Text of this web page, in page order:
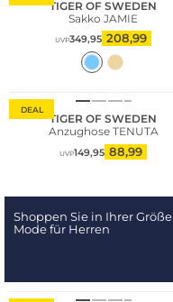
TIGER OF SWEDEN
Sakko JAMIE
UVP349,95 208,99
DEAL
TIGER OF SWEDEN
Anzughose TENUTA
UVP149,95 88,99
Shoppen Sie in Ihrer Größe
Mode für Herren